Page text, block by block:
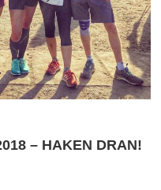
– HAKEN DRAN!